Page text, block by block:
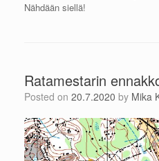
Nähdään siellä!
Ratamestarin
Posted on 20.7.2020 by Mika